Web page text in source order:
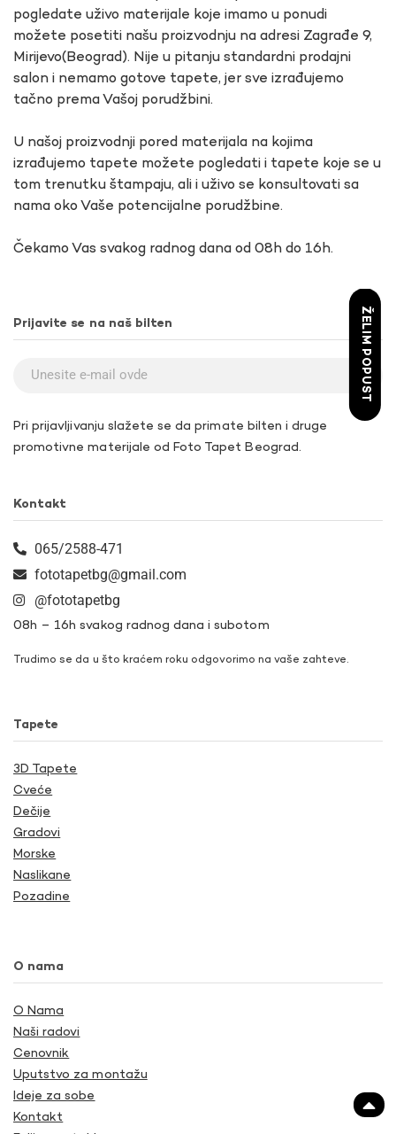
pogledate uživo materijale koje imamo u ponudi
možete posetiti našu proizvodnju na adresi Zagrađe 9,
Mirijevo(Beograd). Nije u pitanju standardni prodajni
salon i nemamo gotove tapete, jer sve izrađujemo
tačno prema Vašoj porudžbini.
U našoj proizvodnji pored materijala na kojima
izrađujemo tapete možete pogledati i tapete koje se u
tom trenutku štampaju, ali i uživo se konsultovati sa
nama oko Vaše potencijalne porudžbine.
Čekamo Vas svakog radnog dana od 08h do 16h.
Prijavite se na naš bilten
Pri prijavljivanju slažete se da primate bilten i druge
promotivne materijale od Foto Tapet Beograd.
Kontakt
065/2588-471
fototapetbg@gmail.com
@fototapetbg
08h – 16h svakog radnog dana i subotom
Trudimo se da u što kraćem roku odgovorimo na vaše zahteve.
Tapete
3D Tapete
Cveće
Dečije
Gradovi
Morske
Naslikane
Pozadine
O nama
O Nama
Naši radovi
Cenovnik
Uputstvo za montažu
Ideje za sobe
Kontakt
ŽELIM POPUST